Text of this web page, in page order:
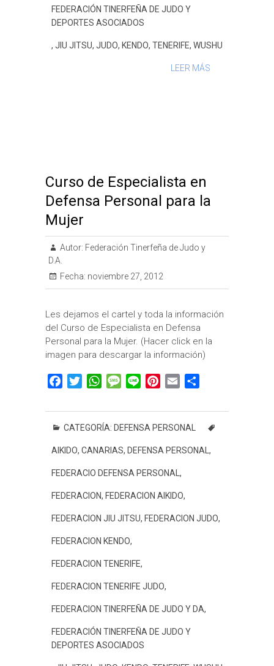
FEDERACIÓN TINERFEÑA DE JUDO Y
DEPORTES ASOCIADOS
, JIU JITSU, JUDO, KENDO, TENERIFE, WUSHU
LEER MÁS
Curso de Especialista en
Defensa Personal para la
Mujer
Autor: Federación Tinerfeña de Judo y
D.A.
Fecha: noviembre 27, 2012
Les dejamos el cartel y toda la información
del Curso de Especialista en Defensa
Personal para la Mujer. (Hacer click en la
imagen para descargar la información)
c
e
o
o
i
t
e
r
W
a
t
A
p
M
s
s
g
e
n
e
n
t
r
e
t
a
i
m
r
CATEGORÍA: DEFENSA PERSONAL
AIKIDO, CANARIAS, DEFENSA PERSONAL ,
FEDERACIO DEFENSA PERSONAL ,
FEDERACION, FEDERACION AIKIDO,
FEDERACION JIU JITSU, FEDERACION JUDO,
FEDERACION KENDO,
FEDERACION TENERIFE,
FEDERACION TENERIFE JUDO,
FEDERACION TINERFEÑA DE JUDO Y DA,
FEDERACIÓN TINERFEÑA DE JUDO Y
DEPORTES ASOCIADOS